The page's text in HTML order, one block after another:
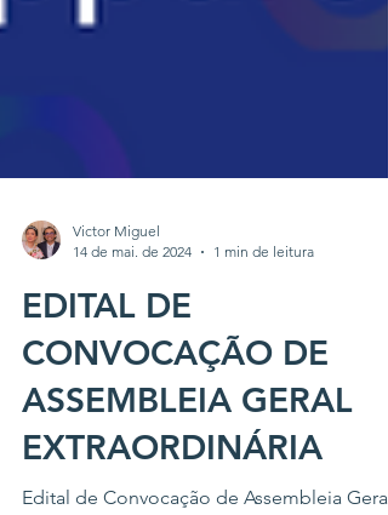
14 de mai. de 2024
EDITAL DE
CONVOCAÇÃO DE
ASSEMBLEIA GERAL
EXTRAORDINÁRIA